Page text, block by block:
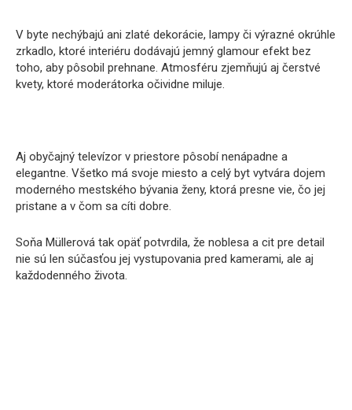
V byte nechýbajú ani zlaté dekorácie, lampy či výrazné okrúhle
zrkadlo, ktoré interiéru dodávajú jemný glamour efekt bez
toho, aby pôsobil prehnane. Atmosféru zjemňujú aj čerstvé
kvety, ktoré moderátorka očividne miluje.
Aj obyčajný televízor v priestore pôsobí nenápadne a
elegantne. Všetko má svoje miesto a celý byt vytvára dojem
moderného mestského bývania ženy, ktorá presne vie, čo jej
pristane a v čom sa cíti dobre.
Soňa Müllerová tak opäť potvrdila, že noblesa a cit pre detail
nie sú len súčasťou jej vystupovania pred kamerami, ale aj
každodenného života.